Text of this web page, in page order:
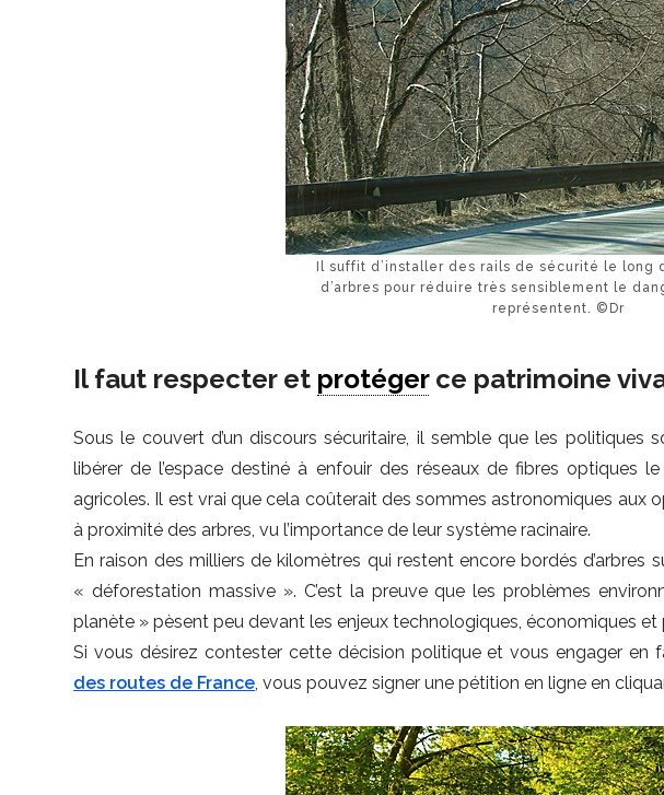
Il suffit d’installer des rails de sécurité le long
d’arbres pour réduire très sensiblement le
représentent. ©Dr
Il faut respecter et protégerce patrimoine
Sous le couvert d’un discours sécuritaire, il semble que les politiques
libérer de l’espace destiné à enfouir des réseaux de fibres optiques
agricoles. Il est vrai que cela coûterait des sommes astronomiques aux
à proximité des arbres, vu l’importance de leur système racinaire.
En raison des milliers de kilomètres qui restent encore bordés d’arbres
« déforestation massive ». C’est la preuve que les problèmes
planète » pèsent peu devant les enjeux technologiques, économiques et
Si vous désirez contester cette décision politique et vous engager en
des routes de France, vous pouvez signer une pétition en ligne en